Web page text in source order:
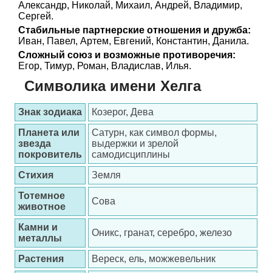
Александр, Николай, Михаил, Андрей, Владимир,
Сергей.
Стабильные партнерские отношения и дружба:
Иван, Павел, Артем, Евгений, Константин, Данила.
Сложный союз и возможные противоречия:
Егор, Тимур, Роман, Владислав, Илья.
Символика имени Хелга
Знак зодиака
Козерог, Дева
Планета или
звезда
покровитель
Сатурн, как символ формы,
выдержки и зрелой
самодисциплины
Стихия
Земля
Тотемное
животное
Сова
Камни и
металлы
Оникс, гранат, серебро, железо
Растения Вереск, ель, можжевельник